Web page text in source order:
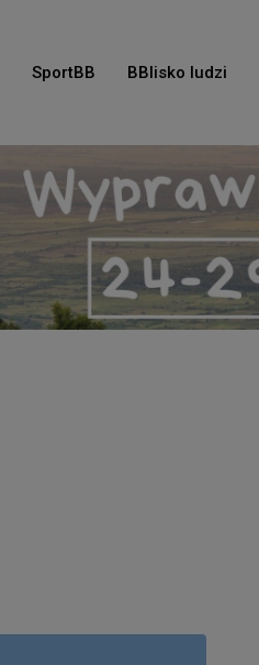
SportBB BBlisko ludzi